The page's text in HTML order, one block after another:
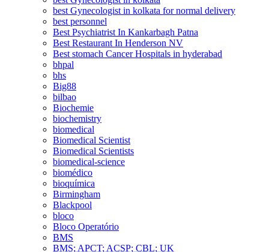
best Gynecologist in kolkata for normal delivery
best personnel
Best Psychiatrist In Kankarbagh Patna
Best Restaurant In Henderson NV
Best stomach Cancer Hospitals in hyderabad
bhpal
bhs
Big88
bilbao
Biochemie
biochemistry
biomedical
Biomedical Scientist
Biomedical Scientists
biomedical-science
biomédico
bioquímica
Birmingham
Blackpool
bloco
Bloco Operatório
BMS
BMS; APCT; ACSP; CBL; UK